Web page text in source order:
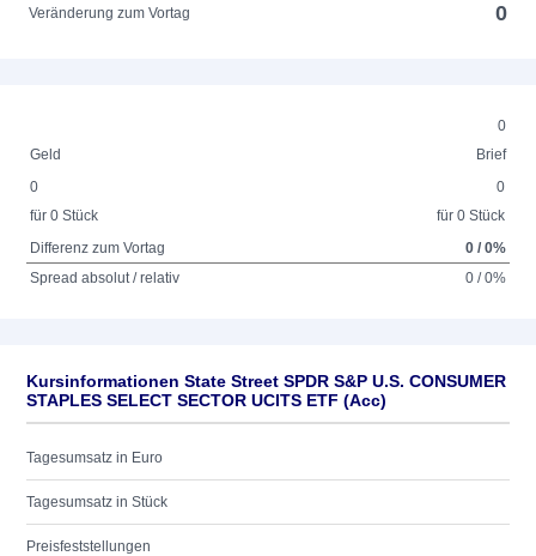
Veränderung zum Vortag 0
0
Geld
Brief
0
für 0 Stück
0
für 0 Stück
Differenz zum Vortag
0 / 0%
Spread absolut / relativ
0 / 0%
Kursinformationen State Street SPDR S&P U.S. CONSUMER
STAPLES SELECT SECTOR UCITS ETF (Acc)
Tagesumsatz in Euro
Tagesumsatz in Stück
Preisfeststellungen